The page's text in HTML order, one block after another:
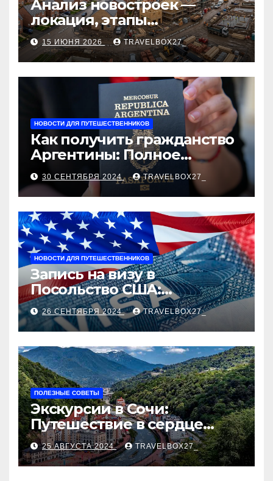
Анализ новостроек —
локация, этапы
строительства, проверка
застройщика, сценарии
оформления сделки и
рыночные ориентиры
15 ИЮНЯ 2026 TRAVELBOX27_
НОВОСТИ ДЛЯ ПУТЕШЕСТВЕННИКОВ
Как получить гражданство
Аргентины: Полное
руководство
30 СЕНТЯБРЯ 2024 TRAVELBOX27_
НОВОСТИ ДЛЯ ПУТЕШЕСТВЕННИКОВ
Запись на визу в
Посольство США:
Пошаговое руководство
26 СЕНТЯБРЯ 2024 TRAVELBOX27_
ПОЛЕЗНЫЕ СОВЕТЫ
Экскурсии в Сочи:
Путешествие в сердце
Черноморского курорта
25 АВГУСТА 2024 TRAVELBOX27_